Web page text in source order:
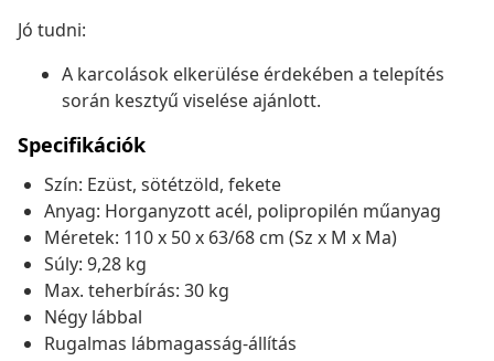
Jó tudni:
A karcolások elkerülése érdekében a telepítés
során kesztyű viselése ajánlott.
Specifikációk
Szín: Ezüst, sötétzöld, fekete
Anyag: Horganyzott acél, polipropilén műanyag
Méretek: 110 x 50 x 63/68 cm (Sz x M x Ma)
Súly: 9,28 kg
Max. teherbírás: 30 kg
Négy lábbal
Rugalmas lábmagasság-állítás